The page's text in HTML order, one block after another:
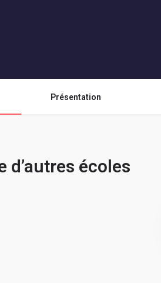
Présentation
d’autres écoles